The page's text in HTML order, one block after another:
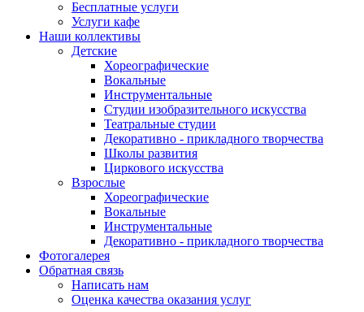
Бесплатные услуги
Услуги кафе
Наши коллективы
Детские
Хореографические
Вокальные
Инструментальные
Студии изобразительного искусства
Театральные студии
Декоративно - прикладного творчества
Школы развития
Циркового искусства
Взрослые
Хореографические
Вокальные
Инструментальные
Декоративно - прикладного творчества
Фотогалерея
Обратная связь
Написать нам
Оценка качества оказания услуг